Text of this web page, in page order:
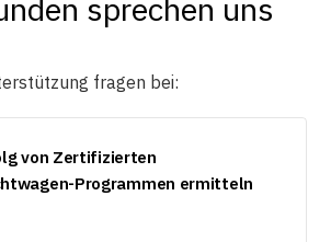
sprechen uns
fragen bei:
von Zertifizierten
Programmen ermitteln